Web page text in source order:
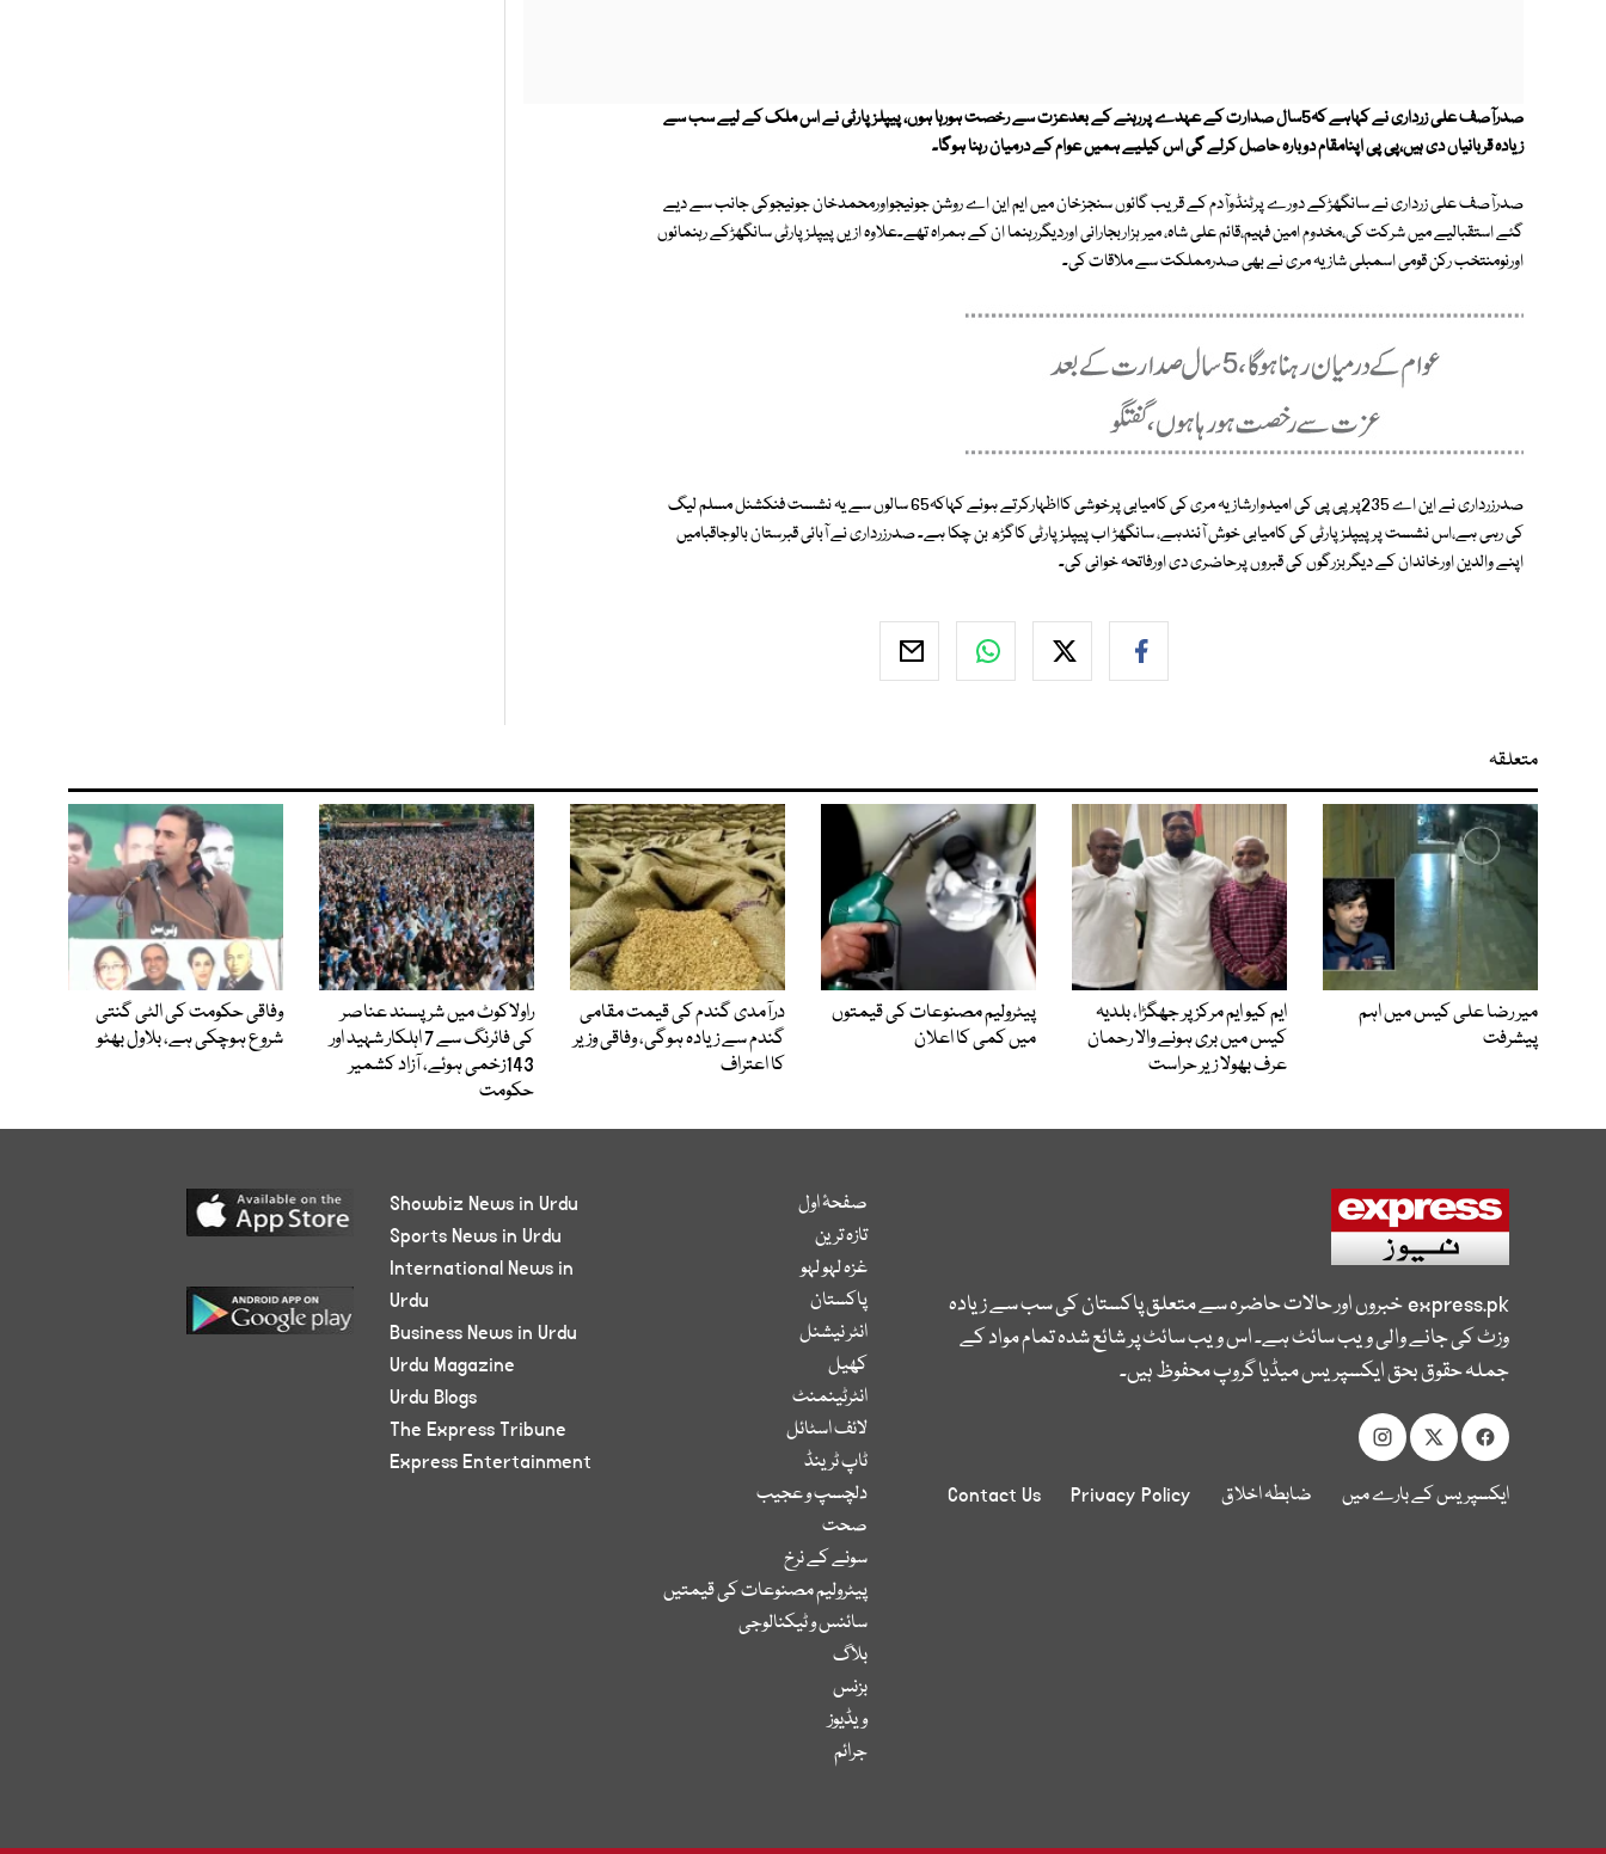
صدرآصف علی زرداری نے کہاہے کہ5سال صدارت کے عہدے پررہنے کے بعدعزت سے رخصت ہورہا ہوں، پیپلزپارٹی نے اس ملک کے لیے سب سے
زیادہ قربانیاں دی ہیں،پی پی اپنامقام دوبارہ حاصل کرلے گی اس کیلیے ہمیں عوام کے درمیان رہنا ہوگا۔
صدرآصف علی زرداری نے سانگھڑکے دورے پرٹنڈوآدم کے قریب گائوں سنجزخان میں ایم این اے روشن جونیجواورمحمدخان جونیجوکی جانب سے دیے
گئے استقبالیے میں شرکت کی،مخدوم امین فہیم،قائم علی شاہ، میر ہزاربجارانی اوردیگررہنما ان کے ہمراہ تھے۔علاوہ ازیں پیپلزپارٹی سانگھڑکے رہنمائوں
اورنومنتخب رکن قومی اسمبلی شازیہ مری نے بھی صدرمملکت سے ملاقات کی۔
صدرزرداری نے این اے 235پرپی پی کی امیدوارشازیہ مری کی کامیابی پرخوشی کااظہارکرتے ہوئے کہاکہ65 سالوں سے یہ نشست فنکشنل مسلم لیگ
کی رہی ہے،اس نشست پرپیپلزپارٹی کی کامیابی خوش آئندہے، سانگھڑ اب پیپلزپارٹی کاگڑھ بن چکا ہے۔ صدرزرداری نے آبائی قبرستان بالوجاقبامیں
اپنے والدین اورخاندان کے دیگربزرگوں کی قبروں پرحاضری دی اورفاتحہ خوانی کی۔
متعلقہ
میر رضا علی کیس میں اہم
پیشرفت
ایم کیو ایم مرکز پر جھگڑا، بلدیہ
کیس میں بری ہونے والا رحمان
عرف بھولا زیر حراست
پیٹرولیم مصنوعات کی قیمتوں
میں کمی کا اعلان
درآمدی گندم کی قیمت مقامی
گندم سے زیادہ ہوگی، وفاقی وزیر
کا اعتراف
راولاکوٹ میں شرپسند عناصر
کی فائرنگ سے 7 اہلکار شہید اور
143زخمی ہوئے، آزاد کشمیر
حکومت
وفاقی حکومت کی الٹی گنتی
شروع ہوچکی ہے، بلاول بھٹو
express.pkخبروں اور حالات حاضرہ سے متعلق پاکستان کی سب سے زیادہ
وزٹ کی جانے والی ویب سائٹ ہے۔ اس ویب سائٹ پر شائع شدہ تمام مواد کے
جملہ حقوق بحق ایکسپریس میڈیا گروپ محفوظ ہیں۔
ایکسپریس کے بارے میں ضابطہ اخلاق Privacy Policy
Contact Us
صفحۂ اول
تازہ ترین
غزہ لہو لہو
پاکستان
انٹر نیشنل
کھیل
انٹرٹینمنٹ
لائف اسٹائل
ٹاپ ٹرینڈ
دلچسپ و عجیب
صحت
سونے کے نرخ
پیٹرولیم مصنوعات کی قیمتیں
سائنس و ٹیکنالوجی
بلاگ
بزنس
ویڈیوز
جرائم
Showbiz News in Urdu
Sports News in Urdu
International News in
Urdu
Business News in Urdu
Urdu Magazine
Urdu Blogs
The Express Tribune
Express Entertainment